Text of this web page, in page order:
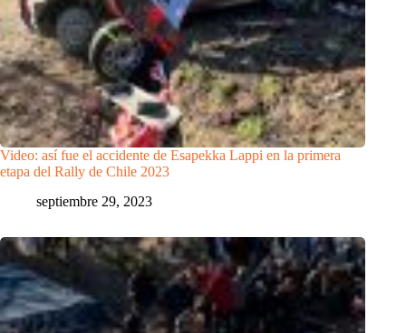
Video: así fue el accidente de Esapekka Lappi en la primera
etapa del Rally de Chile 2023
septiembre 29, 2023